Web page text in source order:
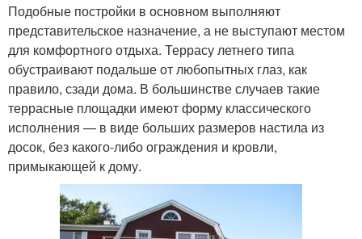
Подобные постройки в основном выполняют
представительское назначение, а не выступают местом
для комфортного отдыха. Террасу летнего типа
обустраивают подальше от любопытных глаз, как
правило, сзади дома. В большинстве случаев такие
террасные площадки имеют форму классического
исполнения — в виде больших размеров настила из
досок, без какого-либо ограждения и кровли,
примыкающей к дому.